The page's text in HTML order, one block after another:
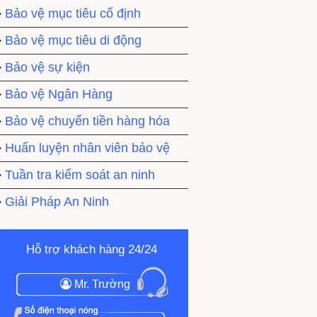
TNHH bào bì Riches Việt Nam
Bảo vệ mục tiêu cố định
Bảo vệ mục tiêu di động
Bảo vệ sự kiện
Bảo vệ Ngân Hàng
Bảo vệ chuyển tiền hàng hóa
Huấn luyện nhân viên bảo vệ
Tuần tra kiểm soát an ninh
Giải Pháp An Ninh
Hỗ trợ khách hàng 24/24
Mr. Trường